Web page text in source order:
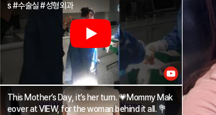
s #수술실 #성형외과
This Mother’s Day, it’s her turn. 💗Mommy Mak
eover at VIEW, for the woman behind it all. 💐